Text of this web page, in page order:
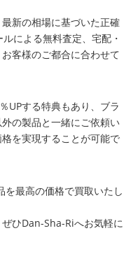
新の相場に基づいた正確
による無料査定、宅配・
客様のご都合に合わせて
UPする特典もあり、ブラ
の製品と一緒にご依頼い
を実現することが可能で
最高の価格で買取いたし
ひDan-Sha-Riへお気軽に